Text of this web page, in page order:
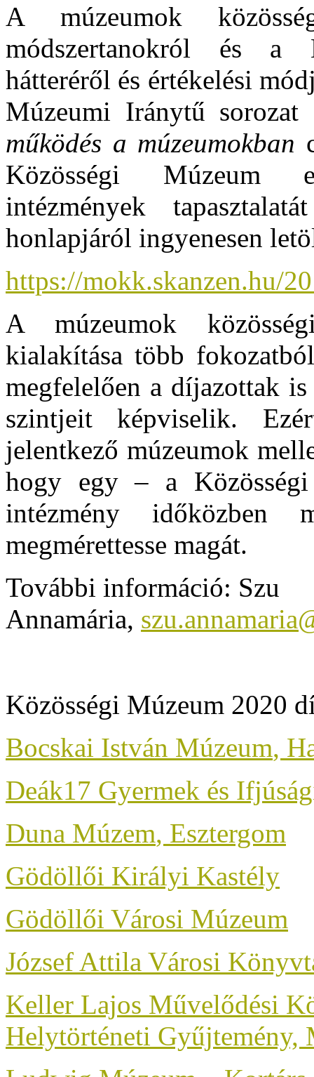
A múzeumok
módszertanokról és a
hátteréről és értékelési
Múzeumi Iránytű
működés a múzeumokban
Közösségi Múzeum
intézmények
honlapjáról ingyenesen
https://mokk.skanzen.hu/
A múzeumok
kialakítása több
megfelelően a díjazottak
szintjeit képviselik.
jelentkező múzeumok
hogy egy – a
intézmény időközben
megmérettesse magát.
További információ: Szu
Annamária,
Közösségi Múzeum 2020
Bocskai István Múzeum,
Deák17 Gyermek és
Duna Múzem, Esztergom
Gödöllői Királyi Kastély
Gödöllői Városi Múzeum
József Attila Városi
Keller Lajos Művelődési
Helytörténeti Gyűjtemény,